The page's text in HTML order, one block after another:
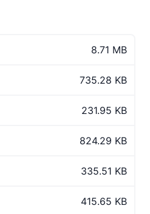
8.71 MB
735.28 KB
231.95 KB
824.29 KB
335.51 KB
415.65 KB